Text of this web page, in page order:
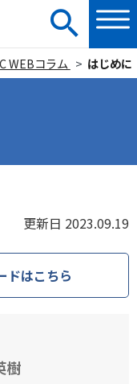
WEBコラム はじめに
更新日 2023.09.19
ドはこちら
樹